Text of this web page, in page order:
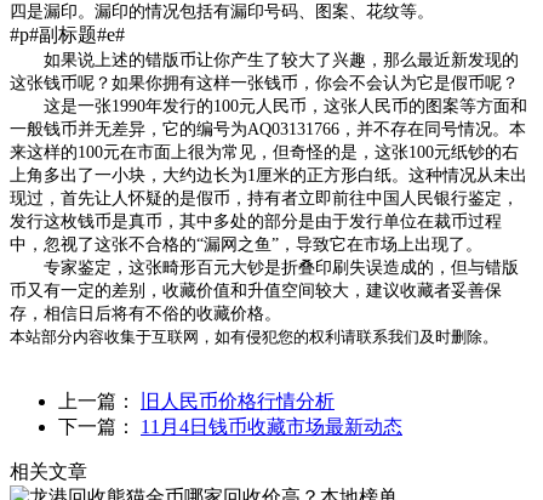
四是漏印。漏印的情况包括有漏印号码、图案、花纹等。
#p#副标题#e#
如果说上述的错版币让你产生了较大了兴趣，那么最近新发现的
这张钱币呢？如果你拥有这样一张钱币，你会不会认为它是假币呢？
这是一张1990年发行的100元人民币，这张人民币的图案等方面和
一般钱币并无差异，它的编号为AQ03131766，并不存在同号情况。本
来这样的100元在市面上很为常见，但奇怪的是，这张100元纸钞的右
上角多出了一小块，大约边长为1厘米的正方形白纸。这种情况从未出
现过，首先让人怀疑的是假币，持有者立即前往中国人民银行鉴定，
发行这枚钱币是真币，其中多处的部分是由于发行单位在裁币过程
中，忽视了这张不合格的“漏网之鱼”，导致它在市场上出现了。
专家鉴定，这张畸形百元大钞是折叠印刷失误造成的，但与错版
币又有一定的差别，收藏价值和升值空间较大，建议收藏者妥善保
存，相信日后将有不俗的收藏价格。
本站部分内容收集于互联网，如有侵犯您的权利请联系我们及时删除。
上一篇：
旧人民币价格行情分析
下一篇： 11月4日钱币收藏市场最新动态
相关文章